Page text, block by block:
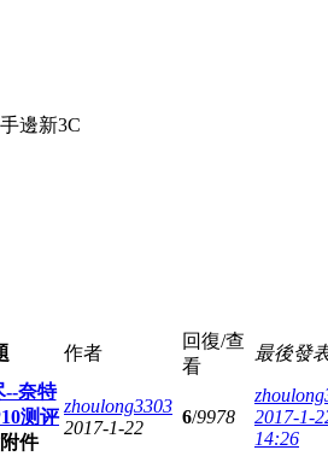
邊新3C
作者
回復/查
看
最後發
--奈特
测评
zhoulong3303
2017-1-22
6/9978
2017-1-
14:26